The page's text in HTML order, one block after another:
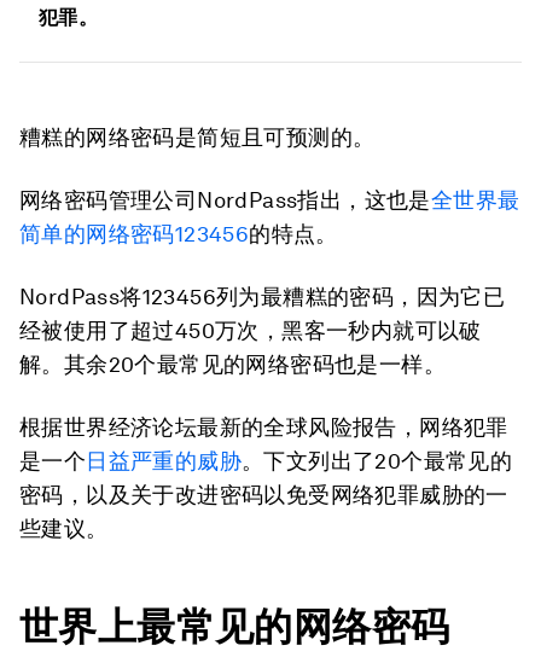
犯罪。
糟糕的网络密码是简短且可预测的。
网络密码管理公司NordPass指出，这也是全世界最
简单的网络密码123456的特点。
NordPass将123456列为最糟糕的密码，因为它已
经被使用了超过450万次，黑客一秒内就可以破
解。其余20个最常见的网络密码也是一样。
根据世界经济论坛最新的全球风险报告，网络犯罪
是一个日益严重的威胁。下文列出了20个最常见的
密码，以及关于改进密码以免受网络犯罪威胁的一
些建议。
世界上最常见的网络密码